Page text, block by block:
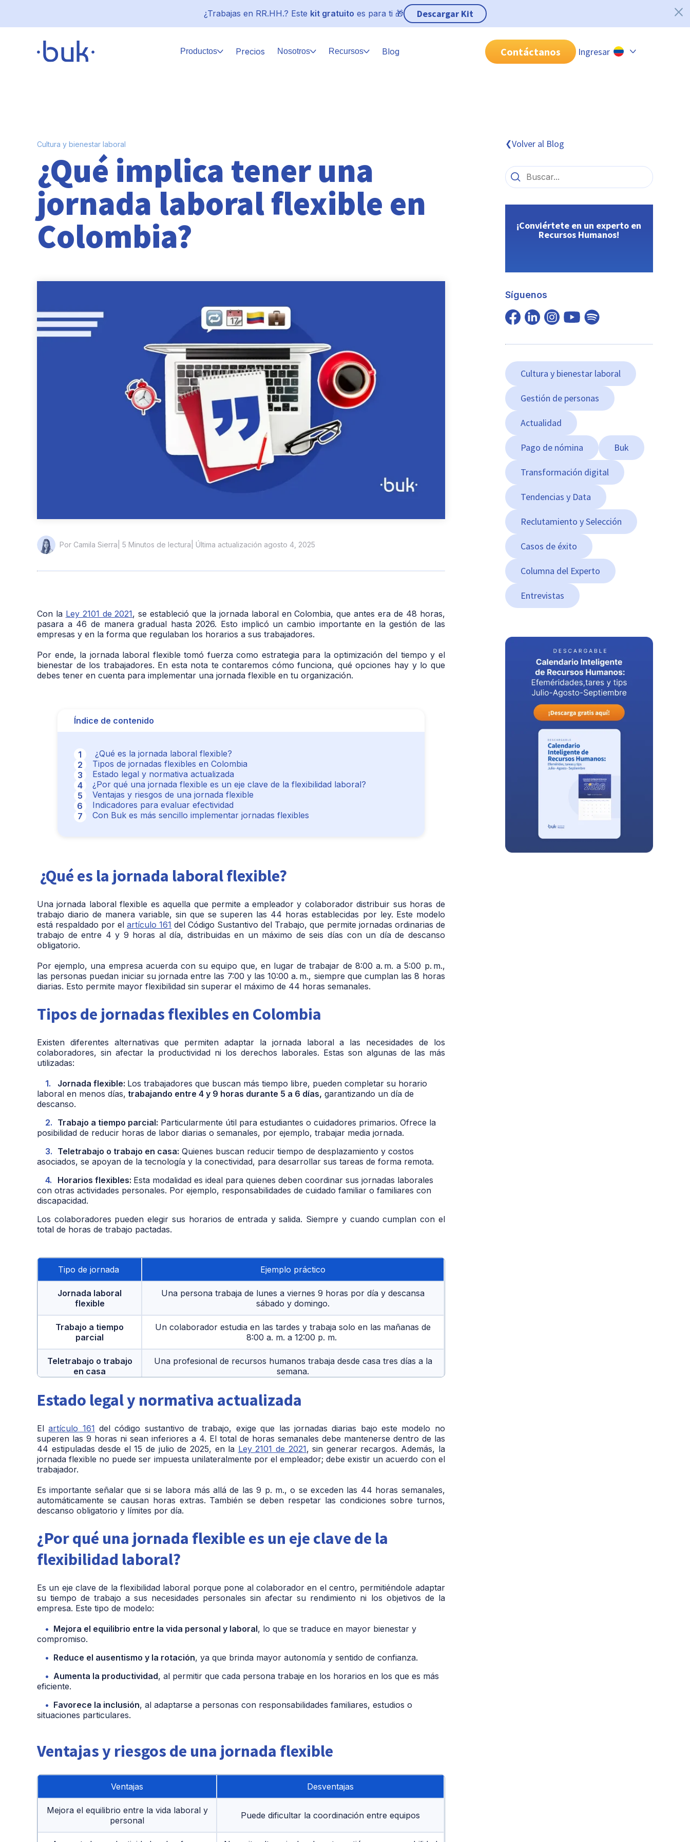
¿Trabajas en RR.HH.? Este kit gratuito es para ti 🎁 Descargar Kit
Productos Precios Nosotros Recursos Blog Contáctanos Ingresar
Cultura y bienestar laboral
¿Qué implica tener una
jornada laboral flexible en
Colombia?
Por Camila Sierra | 5 Minutos de lectura | Última actualización agosto 4, 2025
Con la Ley 2101 de 2021, se estableció que la jornada laboral en Colombia, que antes era de 48 horas,
pasara a 46 de manera gradual hasta 2026. Esto implicó un cambio importante en la gestión de las
empresas y en la forma que regulaban los horarios a sus trabajadores.
Por ende, la jornada laboral flexible tomó fuerza como estrategia para la optimización del tiempo y el
bienestar de los trabajadores. En esta nota te contaremos cómo funciona, qué opciones hay y lo que
debes tener en cuenta para implementar una jornada flexible en tu organización.
Índice de contenido
¿Qué es la jornada laboral flexible?
Tipos de jornadas flexibles en Colombia
Estado legal y normativa actualizada
¿Por qué una jornada flexible es un eje clave de la flexibilidad laboral?
Ventajas y riesgos de una jornada flexible
Indicadores para evaluar efectividad
Con Buk es más sencillo implementar jornadas flexibles
¿Qué es la jornada laboral flexible?
Una jornada laboral flexible es aquella que permite a empleador y colaborador distribuir sus horas de
trabajo diario de manera variable, sin que se superen las 44 horas establecidas por ley. Este modelo
está respaldado por elartículo 161 del Código Sustantivo del Trabajo, que permite jornadas ordinarias de
trabajo de entre 4 y 9 horas al día, distribuidas en un máximo de seis días con un día de descanso
obligatorio.
Por ejemplo, una empresa acuerda con su equipo que, en lugar de trabajar de 8:00 a. m. a 5:00 p. m.,
las personas puedan iniciar su jornada entre las 7:00 y las 10:00 a. m., siempre que cumplan las 8 horas
diarias. Esto permite mayor flexibilidad sin superar el máximo de 44 horas semanales.
Tipos de jornadas flexibles en Colombia
Existen diferentes alternativas que permiten adaptar la jornada laboral a las necesidades de los
colaboradores, sin afectar la productividad ni los derechos laborales. Estas son algunas de las más
utilizadas:
Jornada flexible: Los trabajadores que buscan más tiempo libre, pueden completar su horario
laboral en menos días, trabajando entre 4 y 9 horas durante 5 a 6 días, garantizando un día de
descanso.
Trabajo a tiempo parcial: Particularmente útil para estudiantes o cuidadores primarios. Ofrece la
posibilidad de reducir horas de labor diarias o semanales, por ejemplo, trabajar media jornada.
Teletrabajo o trabajo en casa: Quienes buscan reducir tiempo de desplazamiento y costos
asociados, se apoyan de la tecnología y la conectividad, para desarrollar sus tareas de forma remota.
Horarios flexibles: Esta modalidad es ideal para quienes deben coordinar sus jornadas laborales
con otras actividades personales. Por ejemplo, responsabilidades de cuidado familiar o familiares con
discapacidad.
Los colaboradores pueden elegir sus horarios de entrada y salida. Siempre y cuando cumplan con el
total de horas de trabajo pactadas.
Tipo de jornada Ejemplo práctico
Jornada laboral
flexible
Una persona trabaja de lunes a viernes 9 horas por día y descansa
sábado y domingo.
Trabajo a tiempo
parcial
Un colaborador estudia en las tardes y trabaja solo en las mañanas de
8:00 a. m. a 12:00 p. m.
Teletrabajo o trabajo
en casa
Una profesional de recursos humanos trabaja desde casa tres días a la
semana.
Horarios flexibles
Un padre de familia entra a las 7:00 a. m. y sale a las 4:00 p. m. para
recoger a su hijo.
Estado legal y normativa actualizada
Elartículo 161 del código sustantivo de trabajo, exige que las jornadas diarias bajo este modelo no
superen las 9 horas ni sean inferiores a 4. El total de horas semanales debe mantenerse dentro de las
44 estipuladas desde el 15 de julio de 2025, en la Ley 2101 de 2021, sin generar recargos. Además, la
jornada flexible no puede ser impuesta unilateralmente por el empleador; debe existir un acuerdo con el
trabajador.
Es importante señalar que si se labora más allá de las 9 p. m., o se exceden las 44 horas semanales,
automáticamente se causan horas extras. También se deben respetar las condiciones sobre turnos,
descanso obligatorio y límites por día.
¿Por qué una jornada flexible es un eje clave de la
flexibilidad laboral?
Es un eje clave de la flexibilidad laboral porque pone al colaborador en el centro, permitiéndole adaptar
su tiempo de trabajo a sus necesidades personales sin afectar su rendimiento ni los objetivos de la
empresa. Este tipo de modelo:
Mejora el equilibrio entre la vida personal y laboral, lo que se traduce en mayor bienestar y
compromiso.
Reduce el ausentismo y la rotación, ya que brinda mayor autonomía y sentido de confianza.
Aumenta la productividad, al permitir que cada persona trabaje en los horarios en los que es más
eficiente.
Favorece la inclusión, al adaptarse a personas con responsabilidades familiares, estudios o
situaciones particulares.
Ventajas y riesgos de una jornada flexible
Ventajas Desventajas
Mejora el equilibrio entre la vida laboral y
personal
Puede dificultar la coordinación entre equipos
❮Volver al Blog
¡Conviértete en un experto en
Recursos Humanos!
Síguenos
Cultura y bienestar laboral
Gestión de personas
Actualidad
Pago de nómina Buk
Transformación digital
Tendencias y Data
Reclutamiento y Selección
Casos de éxito
Columna del Experto
Entrevistas